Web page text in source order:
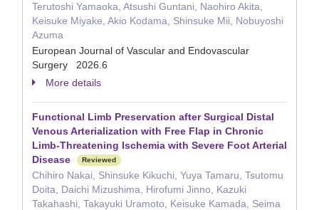
Terutoshi Yamaoka, Atsushi Guntani, Naohiro Akita,
Keisuke Miyake, Akio Kodama, Shinsuke Mii, Nobuyoshi
Azuma
European Journal of Vascular and Endovascular
Surgery 2026.6
More details
Functional Limb Preservation after Surgical Distal
Venous Arterialization with Free Flap in Chronic
Limb-Threatening Ischemia with Severe Foot Arterial
Disease
Reviewed
Chihiro Nakai, Shinsuke Kikuchi, Yuya Tamaru, Tsutomu
Doita, Daichi Mizushima, Hirofumi Jinno, Kazuki
Takahashi, Takayuki Uramoto, Keisuke Kamada, Seima